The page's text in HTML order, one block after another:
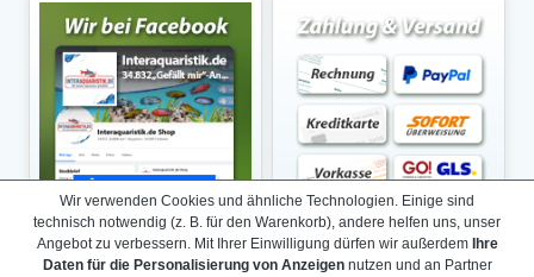
Wir verwenden Cookies und ähnliche Technologien. Einige sind
technisch notwendig (z. B. für den Warenkorb), andere helfen uns, unser
Angebot zu verbessern. Mit Ihrer Einwilligung dürfen wir außerdem Ihre
Daten für die Personalisierung von Anzeigennutzen und an Partner